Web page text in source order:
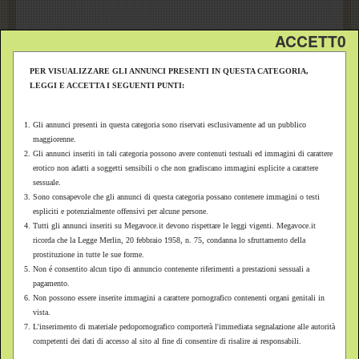
ACCETT0
PER VISUALIZZARE GLI ANNUNCI PRESENTI IN QUESTA CATEGORIA,
LEGGI E ACCETTA I SEGUENTI PUNTI:
Gli annunci presenti in questa categoria sono riservati esclusivamente ad un pubblico
maggiorenne.
Gli annunci inseriti in tali categoria possono avere contenuti testuali ed immagini di carattere
erotico non adatti a soggetti sensibili o che non gradiscano immagini esplicite a carattere
sessuale.
Sono consapevole che gli annunci di questa categoria possano contenere immagini o testi
espliciti e potenzialmente offensivi per alcune persone.
Tutti gli annunci inseriti su Megavoce.it devono rispettare le leggi vigenti. Megavoce.it
ricorda che la Legge Merlin, 20 febbraio 1958, n. 75, condanna lo sfruttamento della
prostituzione in tutte le sue forme.
Non é consentito alcun tipo di annuncio contenente riferimenti a prestazioni sessuali a
pagamento.
Non possono essere inserite immagini a carattere pornografico contenenti organi genitali in
vista.
L'inserimento di materiale pedopornografico comporterà l'immediata segnalazione alle autorità
competenti dei dati di accesso al sito al fine di consentire di risalire ai responsabili.
Il tuo nome:
La tua Email: